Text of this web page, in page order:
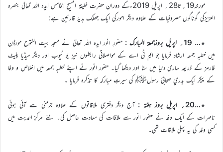
مورخہ19؍تا28؍ اپریل 2019ءکے دوران حضرت خلیفۃ المسیح الخامس ایدہ اللہ تعالیٰ بنصرہ
العزیزکی گوناگوں مصروفیات کے علاوہ دیگر امورکی ایک جھلک ہدیۂ قارئین ہے:
٭… 19؍ اپریل بروزجمعۃ المبارک :
حضورِ انور ایدہ اللہ تعالیٰ نے مسجد بیت الفتوح مورڈن
میں خطبہ جمعہ ارشاد فرمایا جو ایم ٹی اے کے مواصلاتی رابطوں نیز یو ٹیوب اور دیگر میڈیا پلیٹ
فارمز کے ذریعہ ساری دنیا میں سنا اور دیکھا گیا۔ حضور انور نے اپنے خطبہ جمعہ میں اخلاص و وفا
کے پيکر ایک بدري صحابیٔ رسولﷺ کي سيرتِ مبارکہ کا تذکرہ فرمایا ۔
٭…20؍ اپریل بروز ہفتہ :
آج دیگر دفتری ملاقاتوں کے علاوہ جرمنی سے آئی ہوئی
ناصرات کے ایک وفد نے حضور انور سے ملاقات کی سعادت حاصل کی۔ نئے مرکزِ احمدیت میں
کسی وفد کی یہ پہلی ملاقات تھی۔